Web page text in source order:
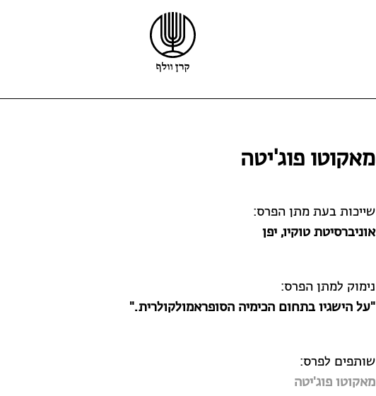
מאקוטו פוג'יטה
שייכות בעת מתן הפרס:
אוניברסיטת טוקיו, יפן
נימוק למתן הפרס:
"על הישגיו בתחום הכימיה הסופראמולקולרית."
שותפים לפרס:
מאקוטו פוג'יטה